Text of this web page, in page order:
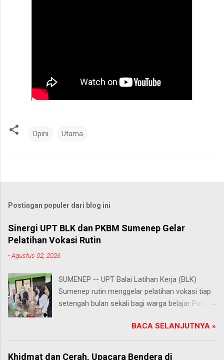
Opini Utama
Postingan populer dari blog ini
Sinergi UPT BLK dan PKBM Sumenep Gelar
Pelatihan Vokasi Rutin
-Agustus 02, 2026
SUMENEP -- UPT Balai Latihan Kerja (BLK)
Sumenep rutin menggelar pelatihan vokasi tiap
setengah bulan sekali bagi warga belajar Pusat
Kabupaten Sumenep. Ahad (2/8/2026).
Program ini menawarkan berbagai pilihan
keterampilan, mulai dari pembuatan roti dan kue
BACA SELANJUTNYA »
Khidmat dan Cerah, Upacara Bendera di